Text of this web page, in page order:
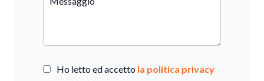
Ho letto ed accetto la politica privacy